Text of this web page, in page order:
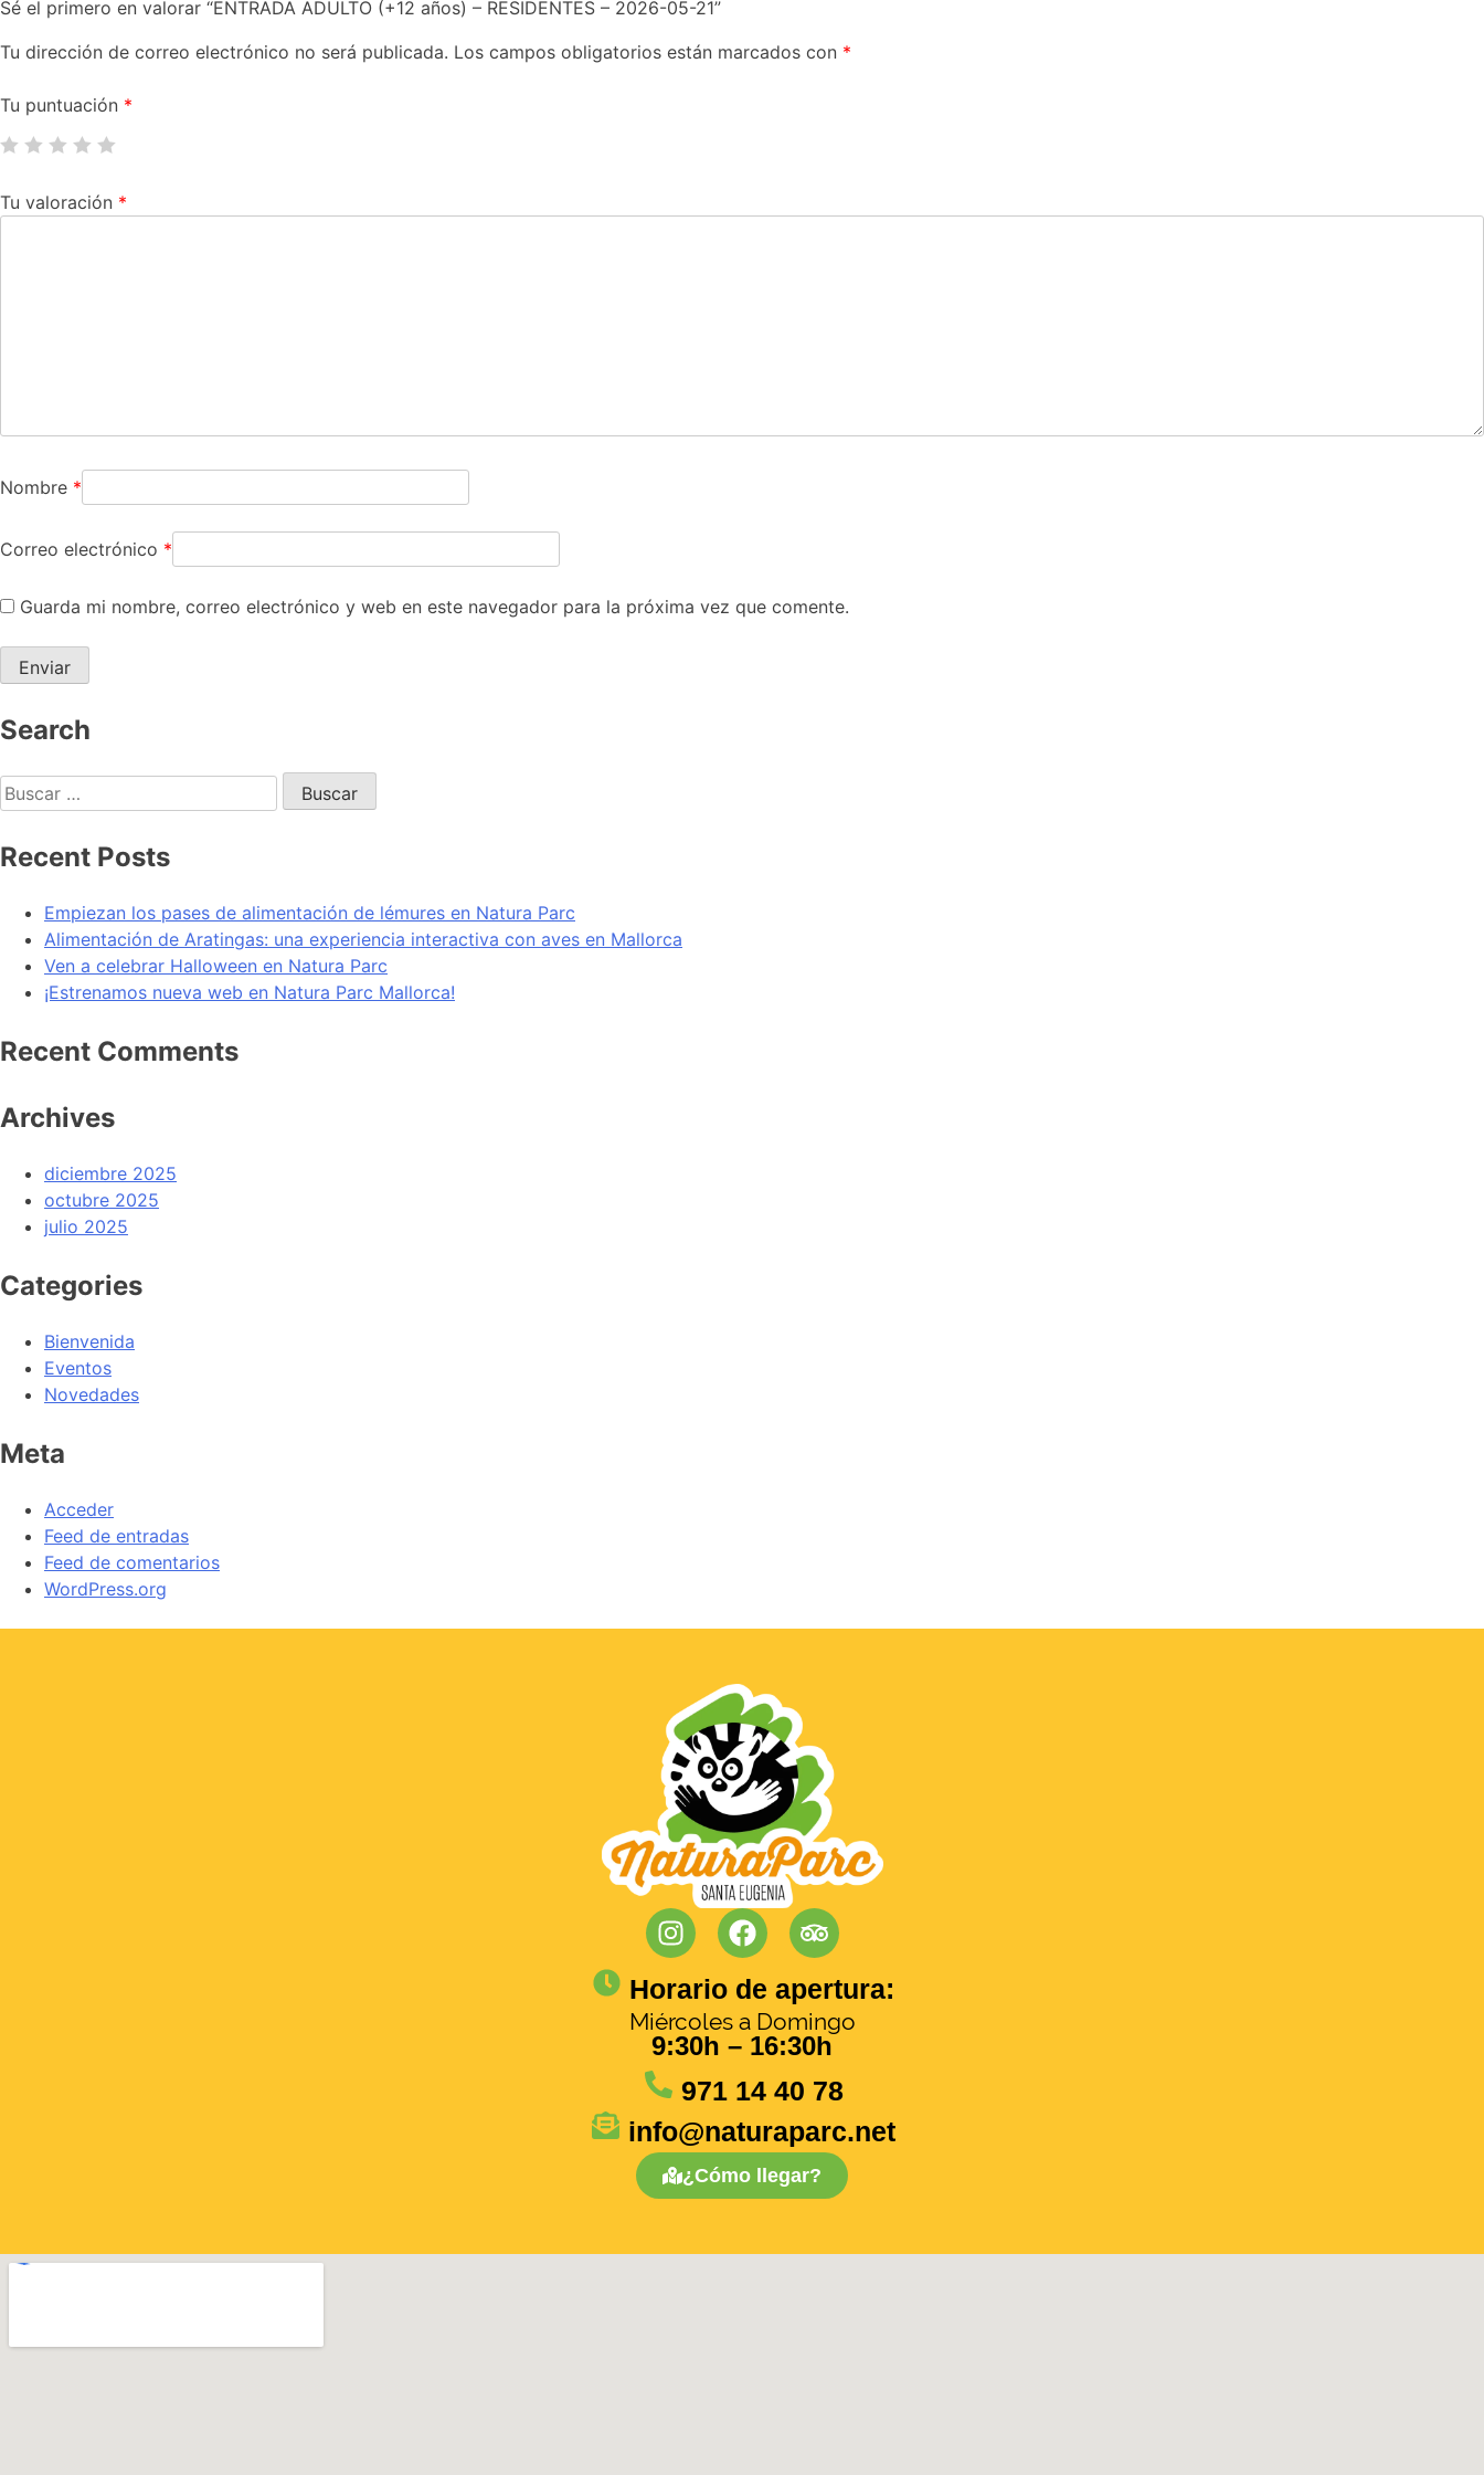
Sé el primero en valorar “ENTRADA ADULTO (+12 años) – RESIDENTES – 2026-05-21”
Tu dirección de correo electrónico no será publicada. Los campos obligatorios están marcados con *
Tu puntuación *
Tu valoración *
Nombre *
Correo electrónico *
Guarda mi nombre, correo electrónico y web en este navegador para la próxima vez que comente.
Search
Recent Posts
Empiezan los pases de alimentación de lémures en Natura Parc
Alimentación de Aratingas: una experiencia interactiva con aves en Mallorca
Ven a celebrar Halloween en Natura Parc
¡Estrenamos nueva web en Natura Parc Mallorca!
Recent Comments
Archives
diciembre 2025
octubre 2025
julio 2025
Categories
Bienvenida
Eventos
Novedades
Meta
Acceder
Feed de entradas
Feed de comentarios
WordPress.org
Horario de apertura:
Miércoles a Domingo
9:30h – 16:30h
971 14 40 78
info@naturaparc.net
¿Cómo llegar?